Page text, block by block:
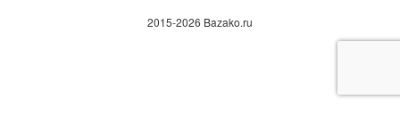
2015-2026 Bazako.ru